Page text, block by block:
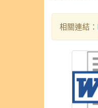
相關連結：